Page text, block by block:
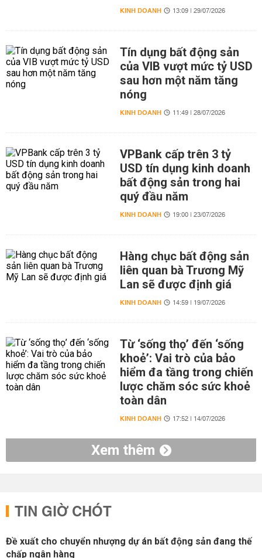
KINH DOANH 13:09 | 29/07/2026
Tín dụng bất động sản
của VIB vượt mức tỷ USD
sau hơn một năm tăng
nóng
KINH DOANH 11:49 | 28/07/2026
VPBank cấp trên 3 tỷ
USD tín dụng kinh doanh
bất động sản trong hai
quý đầu năm
KINH DOANH 19:00 | 23/07/2026
Hàng chục bất động sản
liên quan bà Trương Mỹ
Lan sẽ được định giá
KINH DOANH 14:59 | 19/07/2026
Từ ‘sống thọ’ đến ‘sống
khoẻ’: Vai trò của bảo
hiểm đa tầng trong chiến
lược chăm sóc sức khoẻ
toàn dân
KINH DOANH 17:52 | 14/07/2026
Xem thêm
TIN GIỜ CHÓT
Đề xuất cho chuyển nhượng dự án bất động sản đang thế
chấp ngân hàng